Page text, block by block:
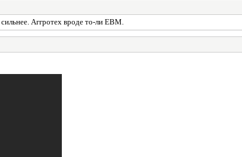
Аггротех вроде то-ли ЕВМ.